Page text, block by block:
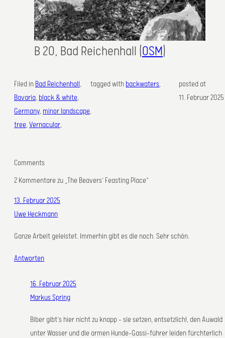
B 20, Bad Reichenhall (OSM)
Filed in Bad Reichenhall
Bavaria, black & white
Germany, minor landscape
tree, Vernacular,
tagged with backwaters,
posted at
11. Februar 2025
Comments
2 Kommentare zu „The Beavers‘ Feasting Place“
13. Februar 2025
Uwe Heckmann
Ganze Arbeit geleistet. Immerhin gibt es die noch. Sehr schön.
Antworten
16. Februar 2025
Markus Spring
Biber gibt’s hier nicht zu knapp – sie setzen, entsetzlich!, den Auwald
unter Wasser und die armen Hunde-Gassi-führer leiden fürchterlich